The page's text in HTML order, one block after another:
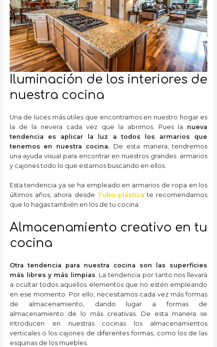
Iluminación de los interiores de
nuestra cocina
Una de luces más útiles que encontramos en nuestro hogar es
la de la nevera cada vez que la abrimos. Pues la nueva
tendencia es aplicar la luz a todos los armarios que
tenemos en nuestra cocina. De esta manera, tendremos
una ayuda visual para encontrar en nuestros grandes armarios
y cajones todo lo que estamos buscando en ellos.
Esta tendencia ya se ha empleado en armarios de ropa en los
últimos años, ahora desde Tubo-plástica te recomendamos
que lo hagas también en los de tu cocina.
Almacenamiento creativo en tu
cocina
Otra tendencia para nuestra cocina son las superficies
más libres y más limpias . La tendencia por tanto nos llevará
a ocultar todos aquellos elementos que no estén empleando
en ese momento. Por ello, necesitamos cada vez más formas
de almacenamiento, dando lugar a formas de
almacenamiento de lo más creativas. De esta manera se
introducen en nuestras cocinas los almacenamientos
verticales o los cajones de diferentes formas, como los de las
esquinas de los muebles.